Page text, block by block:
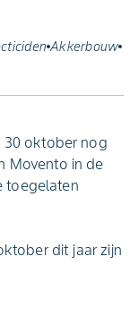
Akkerbouw
30 oktober nog
Movento in de
toegelaten
dit jaar zijn